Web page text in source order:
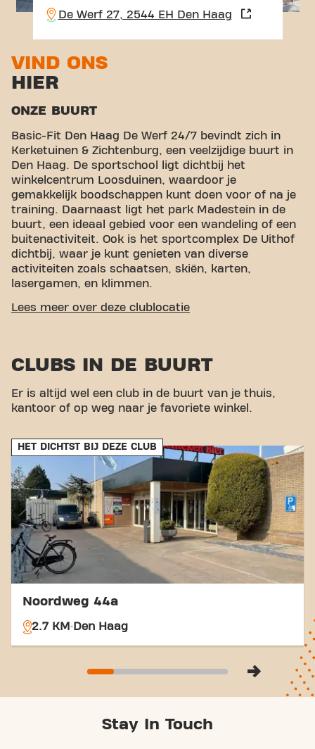
De Werf 27, 2544 EH Den Haag
VIND ONS
HIER
ONZE BUURT
Basic-Fit Den Haag De Werf 24/7 bevindt zich in
Kerketuinen & Zichtenburg, een veelzijdige buurt in
Den Haag. De sportschool ligt dichtbij het
winkelcentrum Loosduinen, waardoor je
gemakkelijk boodschappen kunt doen voor of na je
training. Daarnaast ligt het park Madestein in de
buurt, een ideaal gebied voor een wandeling of een
buitenactiviteit. Ook is het sportcomplex De Uithof
dichtbij, waar je kunt genieten van diverse
activiteiten zoals schaatsen, skiën, karten,
lasergamen, en klimmen.
GEMAKKELIJKE BEREIKBAARHEID
Auto:Straat parkeren is beschikbaar.
Lozerlaan/Nieuweweg.
tramhalte:Tram 4 stopt bij de halte De Uithof.
vervoersverbindingen is het bereiken van je
fitnessdoelen nog nooit zo makkelijk geweest. Kom
naar Basic-Fit Den Haag De Werf 24/7 in Den Haag
en maak deel uit van onze fitnessgemeenschap.
Lees meer over deze clublocatie
CLUBS IN DE BUURT
Er is altijd wel een club in de buurt van je thuis,
kantoor of op weg naar je favoriete winkel.
HET DICHTST BIJ DEZE CLUB
Noordweg 44a
2.7 KM Den Haag
Stay In Touch